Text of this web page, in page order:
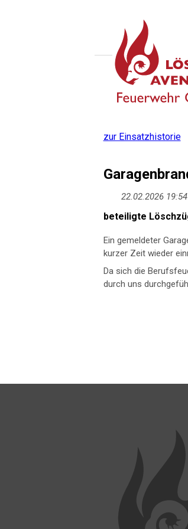
zur Einsatzhistorie
22.02.2026 19:54
beteiligte
Ein gemeldeter
kurzer Zeit wieder
Da sich die
durch uns